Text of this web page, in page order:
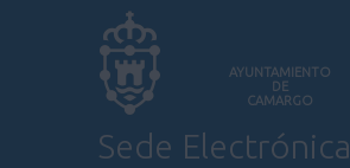
AYUNTAMIENTO
DE
CAMARGO
Sede Electrónica